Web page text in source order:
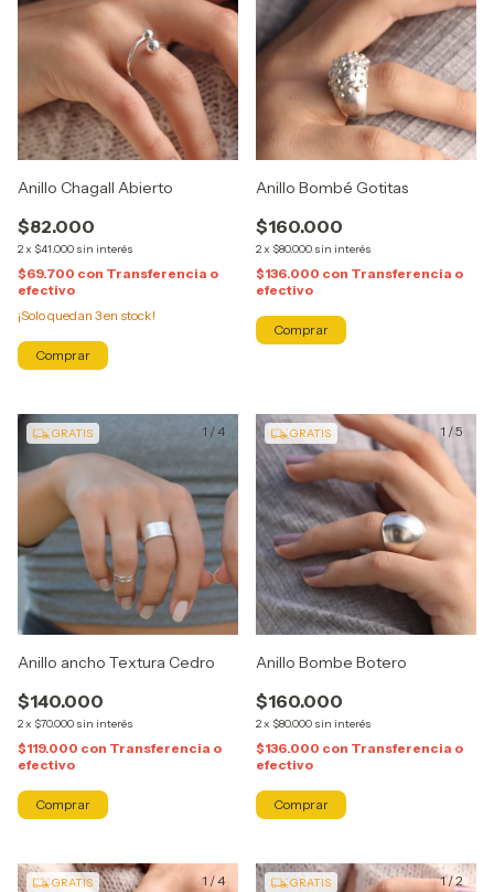
Anillo Chagall Abierto
$82.000
2x $41.000 sin interés
$69.700 con Transferencia o
efectivo
¡Solo quedan 3en stock!
Anillo Bombé Gotitas
$160.000
2x $80.000 sin interés
$136.000 con Transferencia o
efectivo
Comprar
1 /4
GRATIS
Anillo ancho Textura Cedro
$140.000
2x $70.000 sin interés
$119.000 con Transferencia o
efectivo
Comprar
1 /5
GRATIS
Anillo Bombe Botero
$160.000
2x $80.000 sin interés
$136.000 con Transferencia o
efectivo
Comprar
1 /4
GRATIS 1/2
GRATIS